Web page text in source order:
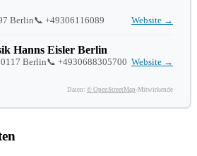
Berlin📞 +49306116089 Website →
Hanns Eisler Berlin
Berlin📞 +4930688305700 Website →
Daten: © OpenStreetMap-Mitwirkende